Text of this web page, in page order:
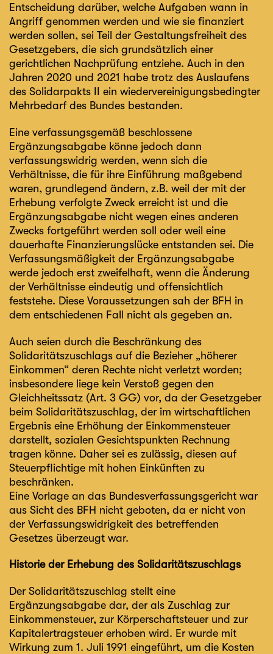
Entscheidung darüber, welche Aufgaben wann in
Angriff genommen werden und wie sie finanziert
werden sollen, sei Teil der Gestaltungsfreiheit des
Gesetzgebers, die sich grundsätzlich einer
gerichtlichen Nachprüfung entziehe. Auch in den
Jahren 2020 und 2021 habe trotz des Auslaufens
des Solidarpakts II ein wiedervereinigungsbedingter
Mehrbedarf des Bundes bestanden.
Eine verfassungsgemäß beschlossene
Ergänzungsabgabe könne jedoch dann
verfassungswidrig werden, wenn sich die
Verhältnisse, die für ihre Einführung maßgebend
waren, grundlegend ändern, z.B. weil der mit der
Erhebung verfolgte Zweck erreicht ist und die
Ergänzungsabgabe nicht wegen eines anderen
Zwecks fortgeführt werden soll oder weil eine
dauerhafte Finanzierungslücke entstanden sei. Die
Verfassungsmäßigkeit der Ergänzungsabgabe
werde jedoch erst zweifelhaft, wenn die Änderung
der Verhältnisse eindeutig und offensichtlich
feststehe. Diese Voraussetzungen sah der BFH in
dem entschiedenen Fall nicht als gegeben an.
Auch seien durch die Beschränkung des
Solidaritätszuschlags auf die Bezieher „höherer
Einkommen“ deren Rechte nicht verletzt worden;
insbesondere liege kein Verstoß gegen den
Gleichheitssatz (Art. 3 GG) vor, da der Gesetzgeber
beim Solidaritätszuschlag, der im wirtschaftlichen
Ergebnis eine Erhöhung der Einkommensteuer
darstellt, sozialen Gesichtspunkten Rechnung
tragen könne. Daher sei es zulässig, diesen auf
Steuerpflichtige mit hohen Einkünften zu
beschränken.
Eine Vorlage an das Bundesverfassungsgericht war
aus Sicht des BFH nicht geboten, da er nicht von
der Verfassungswidrigkeit des betreffenden
Gesetzes überzeugt war.
Historie der Erhebung des Solidaritätszuschlags
Der Solidaritätszuschlag stellt eine
Ergänzungsabgabe dar, der als Zuschlag zur
Einkommensteuer, zur Körperschaftsteuer und zur
Kapitalertragsteuer erhoben wird. Er wurde mit
Wirkung zum 1. Juli 1991 eingeführt, um die Kosten